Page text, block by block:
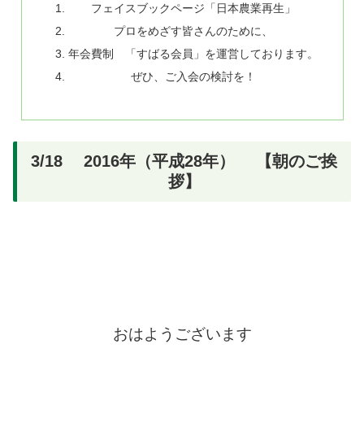
フェイスブックページ「日本農業再生」
プロをめざす皆さんのために、
年会費制 「すばる会員」を運営しております。
ぜひ、ご入会の検討を！
3/18 2016年（平成28年） 【朝のご挨
拶】
おはようございます